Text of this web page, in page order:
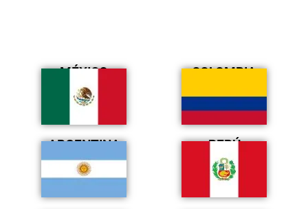
MÉXICO COLOMBIA
ARGENTINA PERÚ